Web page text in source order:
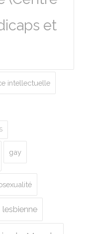
et
intellectuelle
gay
lesbienne